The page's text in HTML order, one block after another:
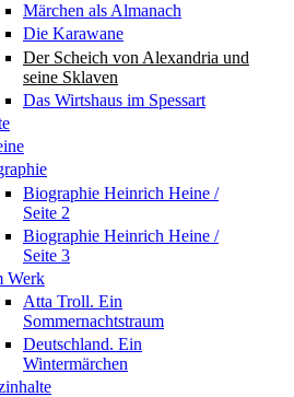
Märchen als Almanach
Die Karawane
Der Scheich von Alexandria und
seine Sklaven
Das Wirtshaus im Spessart
Biographie Heinrich Heine /
Seite 2
Biographie Heinrich Heine /
Seite 3
Werk
Atta Troll. Ein
Sommernachtstraum
Deutschland. Ein
Wintermärchen